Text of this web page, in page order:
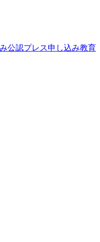
公認プレス申し込み教育